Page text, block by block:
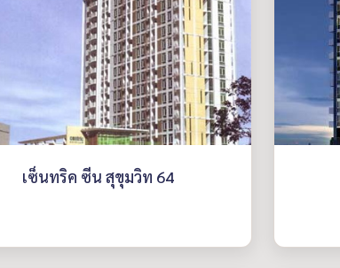
เซ็นทริค ซีน สุขุมวิท 64